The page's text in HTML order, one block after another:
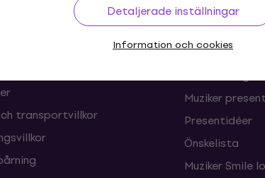
Detaljerade inställningar
Information och cookies
och frånträden av
transportvillkor
Nyttiga
FAQ - Vanliga
Muziker
Presentidéer
Önskelista
Muziker Smile